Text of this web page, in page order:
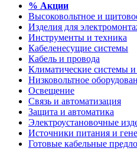
% Акции
Высоковольтное и
Изделия для
Инструменты и техника
Кабеленесущие системы
Кабель и провода
Климатические системы и
Низковольтное
Освещение
Связь и автоматизация
Защита и автоматика
Электроустановочные
Источники питания и
Готовые кабельные